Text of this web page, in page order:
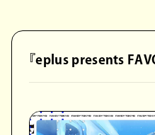
『eplus presents